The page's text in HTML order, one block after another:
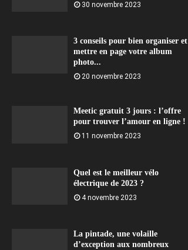
30 novembre 2023
3 conseils pour bien organiser et
mettre en page votre album
photo...
20 novembre 2023
Meetic gratuit 3 jours : l’offre
pour trouver l’amour en ligne !
11 novembre 2023
Quel est le meilleur vélo
électrique de 2023 ?
4 novembre 2023
La pintade, une volaille
d’exception aux nombreux